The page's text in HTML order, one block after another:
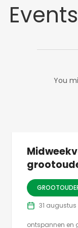
You
31 augustus
ontspannen en